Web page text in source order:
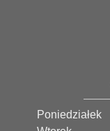
Poniedziałek